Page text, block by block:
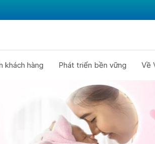
khách hàng Phát triển bền vững Về